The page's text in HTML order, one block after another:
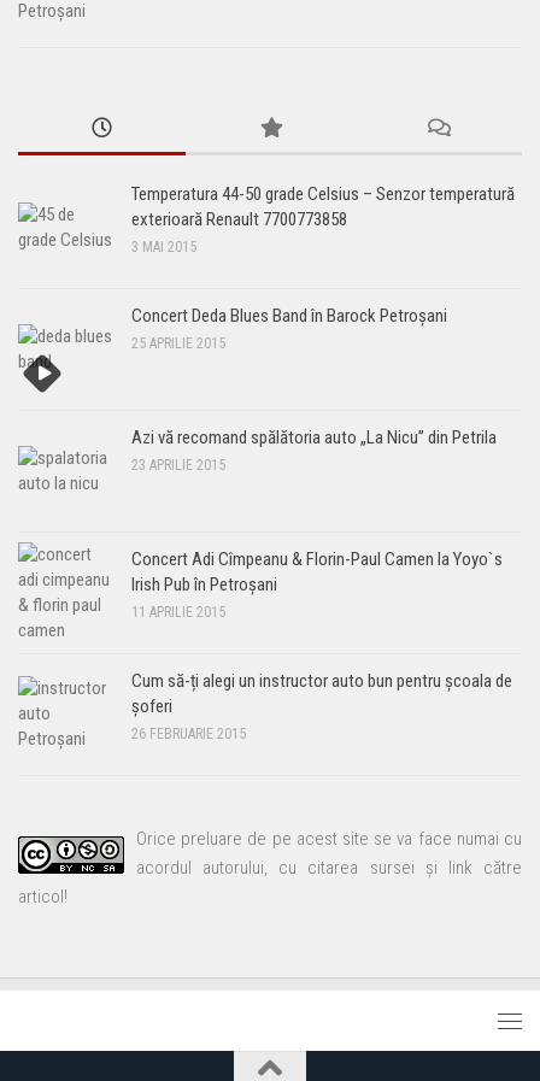
Temperatura 44-50 grade Celsius – Senzor temperatură
exterioară Renault 7700773858
3 MAI 2015
Concert Deda Blues Band în Barock Petroșani
25 APRILIE 2015
Azi vă recomand spălătoria auto „La Nicu” din Petrila
23 APRILIE 2015
Concert Adi Cîmpeanu & Florin-Paul Camen la Yoyo`s
Irish Pub în Petroșani
11 APRILIE 2015
Cum să-ți alegi un instructor auto bun pentru școala de
șoferi
26 FEBRUARIE 2015
Orice preluare de pe acest site se va face numai cu
acordul autorului, cu citarea sursei și link către
articol!